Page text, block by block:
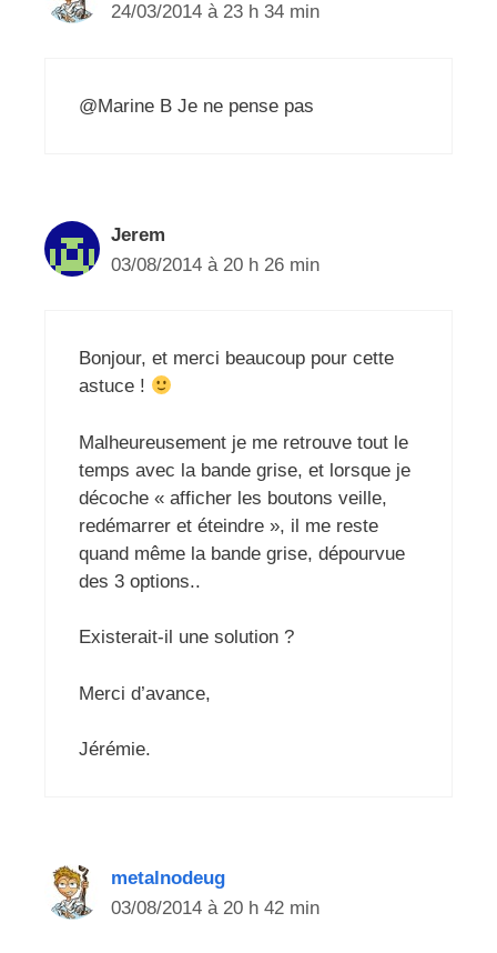
24/03/2014 à 23 h 34 min
@Marine B Je ne pense pas
Jerem
03/08/2014 à 20 h 26 min
Bonjour, et merci beaucoup pour cette
astuce !
Malheureusement je me retrouve tout le
temps avec la bande grise, et lorsque je
décoche « afficher les boutons veille,
redémarrer et éteindre », il me reste
quand même la bande grise, dépourvue
des 3 options..
Existerait-il une solution ?
Merci d’avance,
Jérémie.
metalnodeug
03/08/2014 à 20 h 42 min